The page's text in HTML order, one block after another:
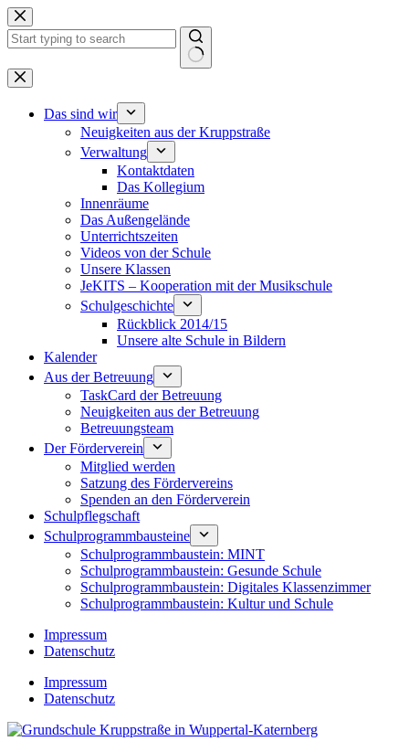
Zum
Inhalt
springen
Keine
Ergebnisse
Das sind wir
Neuigkeiten aus der Kruppstraße
Verwaltung
Kontaktdaten
Das Kollegium
Innenräume
Das Außengelände
Unterrichtszeiten
Videos von der Schule
Unsere Klassen
JeKITS – Kooperation mit der Musikschule
Schulgeschichte
Rückblick 2014/15
Unsere alte Schule in Bildern
Kalender
Aus der Betreuung
TaskCard der Betreuung
Neuigkeiten aus der Betreuung
Betreuungsteam
Der Förderverein
Mitglied werden
Satzung des Fördervereins
Spenden an den Förderverein
Schulpflegschaft
Schulprogrammbausteine
Schulprogrammbaustein: MINT
Schulprogrammbaustein: Gesunde Schule
Schulprogrammbaustein: Digitales Klassenzimmer
Schulprogrammbaustein: Kultur und Schule
Impressum
Datenschutz
Impressum
Datenschutz